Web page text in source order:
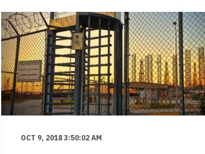
OCT 9, 2018 3:50:02 AM